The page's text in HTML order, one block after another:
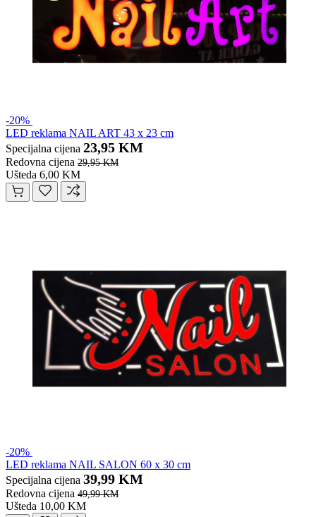
-20%
LED reklama NAIL ART 43 x 23 cm
Specijalna cijena 23,95 KM
Redovna cijena 29,95 KM
Ušteda 6,00 KM
-20%
LED reklama NAIL SALON 60 x 30 cm
Specijalna cijena 39,99 KM
Redovna cijena 49,99 KM
Ušteda 10,00 KM